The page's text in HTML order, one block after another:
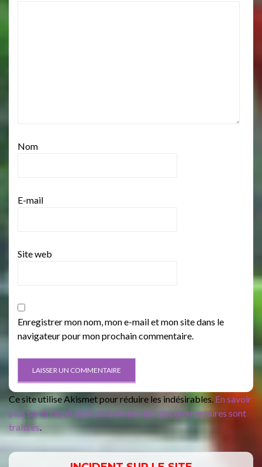
Nom
E-mail
Site web
Enregistrer mon nom, mon e-mail et mon site dans le
navigateur pour mon prochain commentaire.
Ce site utilise Akismet pour réduire les indésirables. En savoir
plus sur la façon dont les données de vos commentaires sont
traitées